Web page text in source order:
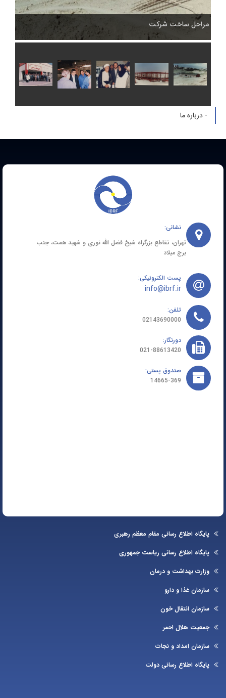
ساخت شرکت
ما
نشانی:
تهران، تقاطع بزرگراه شیخ فضل الله نوری و شهید همت، جنب
برج میلاد
پست الکترونیکی:
info@ibrf.ir
تلفن:
02143690000
دورنگار:
021-88613420
صندوق پستی:
14665-369
اطلاع رسانی مقام معظم رهبری
اطلاع رسانی ریاست جمهوری
بهداشت و درمان
غذا و دارو
انتقال خون
هلال احمر
امداد و نجات
اطلاع رسانی دولت